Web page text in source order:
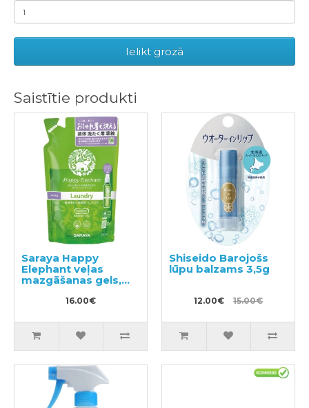
Ielikt grozā
Saistītie produkti
Saraya Happy
Elephant veļas
mazgāšanas gels,
pildviela 540ml
16.00€
Shiseido Barojošs
lūpu balzams 3,5g
12.00€ 15.00€